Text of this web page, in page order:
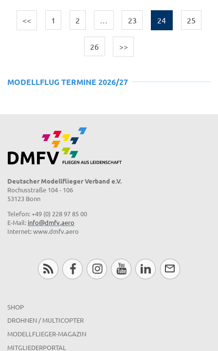
<< 1 2 … 23 24 25
26 >>
MODELLFLUG TERMINE 2026/27
Deutscher Modellflieger Verband e.V.
Rochusstraße 104 - 106
53123 Bonn
Telefon: +49 (0) 228 97 85 00
E-Mail: info@dmfv.aero
Internet: www.dmfv.aero
SHOP
DROHNEN / MULTICOPTER
MODELLFLIEGER-MAGAZIN
MITGLIEDERPORTAL